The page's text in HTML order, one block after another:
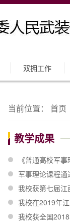
双拥工作
当前位置： 首页
教学成果
《普通高校军
军事理论课程通
我校获第七届
我校在2019年
我校获全国